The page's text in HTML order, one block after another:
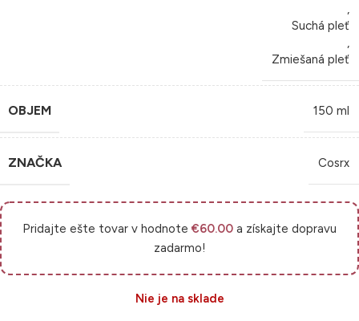
,
Suchá pleť
,
Zmiešaná pleť
OBJEM 150 ml
ZNAČKA Cosrx
Pridajte ešte tovar v hodnote€60.00 a získajte dopravu
zadarmo!
Nie je na sklade